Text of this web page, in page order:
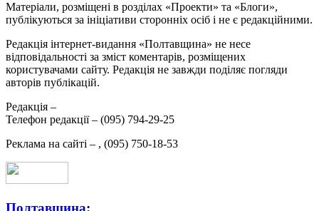
Матеріали, розміщені в розділах «Проекти» та «Блоги»,
публікуються за ініціативи сторонніх осіб і не є редакційними.
Редакція інтернет-видання «Полтавщина» не несе
відповідальності за зміст коментарів, розміщених
користувачами сайту. Редакція не завжди поділяє погляди
авторів публікацій.
Редакція –
Телефон редакції – (095) 794-29-25
Реклама на сайті – , (095) 750-18-53
Полтавщина: